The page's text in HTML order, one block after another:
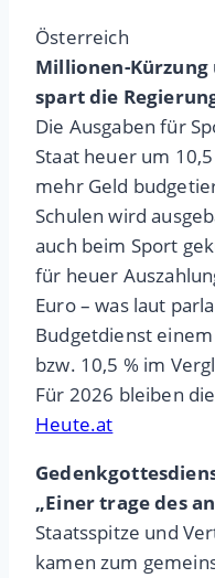
Österreich
Millionen-Kürzung
spart die
Die Ausgaben für
Staat heuer um
mehr Geld
Schulen wird
auch beim Sport
für heuer
Euro – was laut
Budgetdienst
bzw. 10,5 % im
Für 2026 bleiben
Heute.at
„Einer trage des
Staatsspitze und
kamen zum